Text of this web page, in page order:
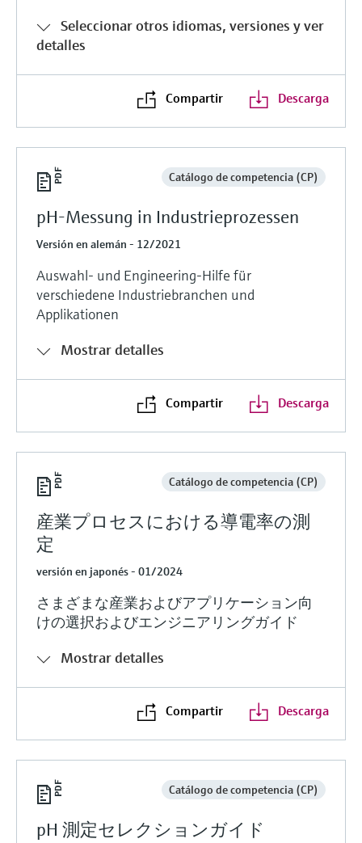
Seleccionar otros idiomas, versiones y ver
detalles
Compartir Descarga
Catálogo de competencia (CP)
pH-Messung in Industrieprozessen
Versión en alemán - 12/2021
Auswahl- und Engineering-Hilfe für
verschiedene Industriebranchen und
Applikationen
Mostrar detalles
Compartir Descarga
Catálogo de competencia (CP)
産業プロセスにおける導電率の測
定
versión en japonés - 01/2024
さまざまな産業およびアプリケーション向
けの選択およびエンジニアリングガイド
Mostrar detalles
Compartir Descarga
Catálogo de competencia (CP)
pH 測定セレクションガイド